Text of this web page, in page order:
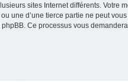
sites Internet différents. Votre
une d’une tierce partie ne peut
Ce processus vous